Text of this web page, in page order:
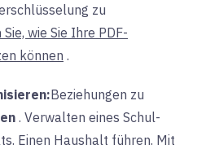
zu
wie Sie Ihre PDF-
können .
Beziehungen zu
. Verwalten eines Schul-
Einen Haushalt führen. Mit